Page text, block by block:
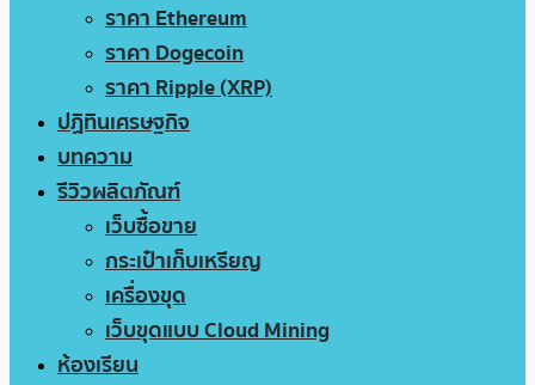
ราคา Ethereum
ราคา Dogecoin
ราคา Ripple (XRP)
ปฏิทินเศรษฐกิจ
บทความ
รีวิวผลิตภัณฑ์
เว็บซื้อขาย
กระเป๋าเก็บเหรียญ
เครื่องขุด
เว็บขุดแบบ Cloud Mining
ห้องเรียน